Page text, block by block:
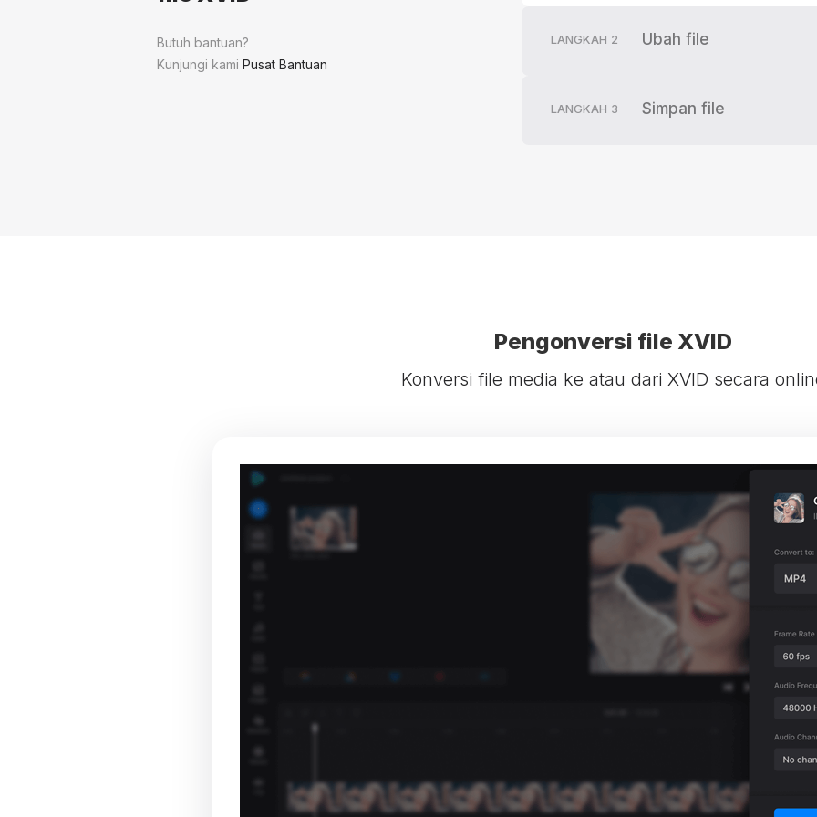
Butuh bantuan?
Kunjungi kami Pusat Bantuan
LANGKAH 2 Ubah file
LANGKAH 3 Simpan file
Pengonversi file XVID
Konversi file media ke atau dari XVID secara